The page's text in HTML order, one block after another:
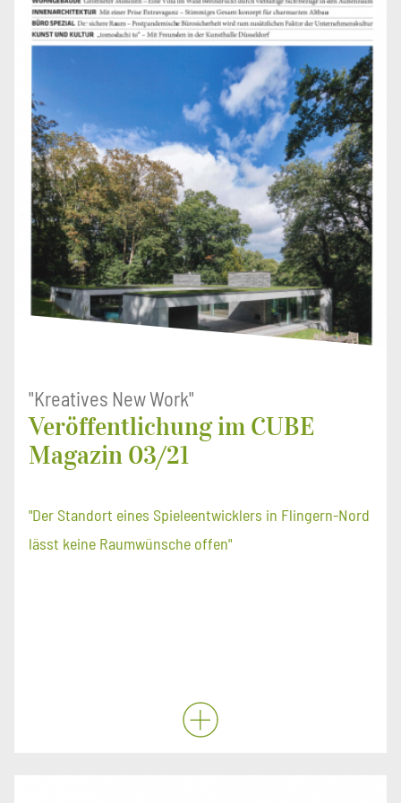
"Kreatives New Work"
Veröffentlichung im CUBE
Magazin 03/21
"Der Standort eines Spieleentwicklers in Flingern-Nord
lässt keine Raumwünsche offen"